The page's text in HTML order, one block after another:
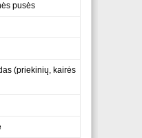
pusės
(priekinių, kairės